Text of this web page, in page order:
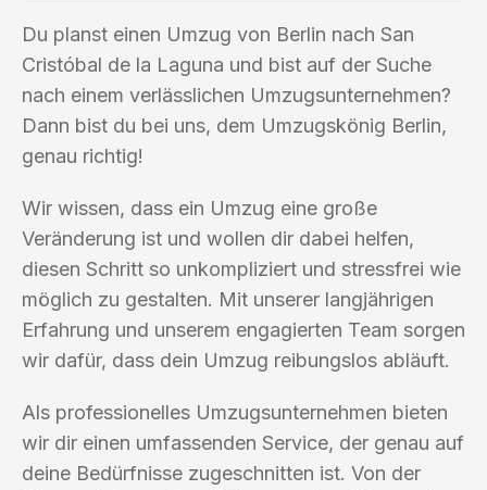
Du planst einen Umzug von Berlin nach San
Cristóbal de la Laguna und bist auf der Suche
nach einem verlässlichen Umzugsunternehmen?
Dann bist du bei uns, dem Umzugskönig Berlin,
genau richtig!
Wir wissen, dass ein Umzug eine große
Veränderung ist und wollen dir dabei helfen,
diesen Schritt so unkompliziert und stressfrei wie
möglich zu gestalten. Mit unserer langjährigen
Erfahrung und unserem engagierten Team sorgen
wir dafür, dass dein Umzug reibungslos abläuft.
Als professionelles Umzugsunternehmen bieten
wir dir einen umfassenden Service, der genau auf
deine Bedürfnisse zugeschnitten ist. Von der